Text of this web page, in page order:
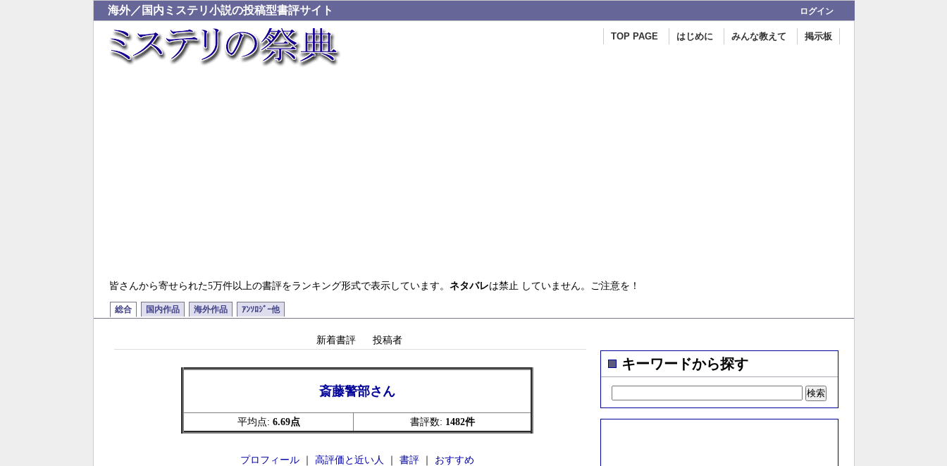
海外／国内ミステリ小説の投稿型書評サイト ログイン
掲示板
みんな教えて
はじめに
TOP PAGE
皆さんから寄せられた5万件以上の書評をランキング形式で表示しています。 ネタバレは禁止 していません。ご注意を！
総合 国内作品 海外作品 ｱﾝｿﾛｼﾞｰ他
新着書評 投稿者
斎藤警部さん
平均点: 6.69点 書評数: 1482件
プロフィール 高評価と近い人 書評 おすすめ
キーワードから探す